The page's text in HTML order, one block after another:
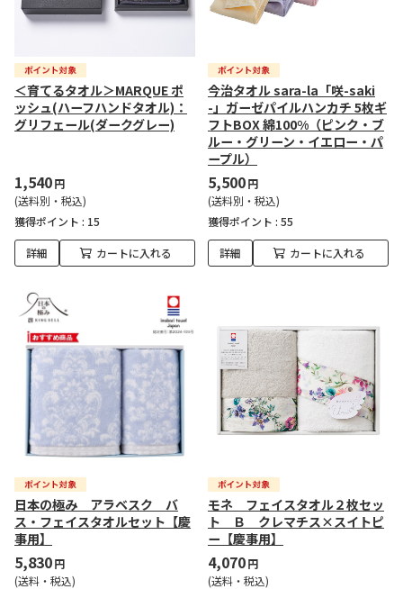
＜育てるタオル＞MARQUE ポ
ッシュ(ハーフハンドタオル)：
グリフェール(ダークグレー)
1,540円
(送料別・税込)
獲得ポイント : 15
詳細 カートに入れる
今治タオル sara-la「咲-saki
-」ガーゼパイルハンカチ 5枚ギ
フトBOX 綿100%（ピンク・ブ
ルー・グリーン・イエロー・パ
ープル）
5,500円
(送料別・税込)
獲得ポイント : 55
詳細 カートに入れる
日本の極み アラベスク バ
ス・フェイスタオルセット【慶
事用】
5,830円
(送料・税込)
モネ フェイスタオル２枚セッ
ト Ｂ クレマチス×スイトピ
ー【慶事用】
4,070円
(送料・税込)